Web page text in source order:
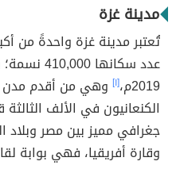
مدينة غزة
تُعتبر مدينة غزة واحدةً من
عدد
2019م،
[١] وهي من أقدم مدن
الكنعانيون في الألف
جغرافي مميز بين مصر وبلاد
وقارة أفريقيا، فهي بوابة